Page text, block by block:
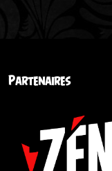
Partenaires